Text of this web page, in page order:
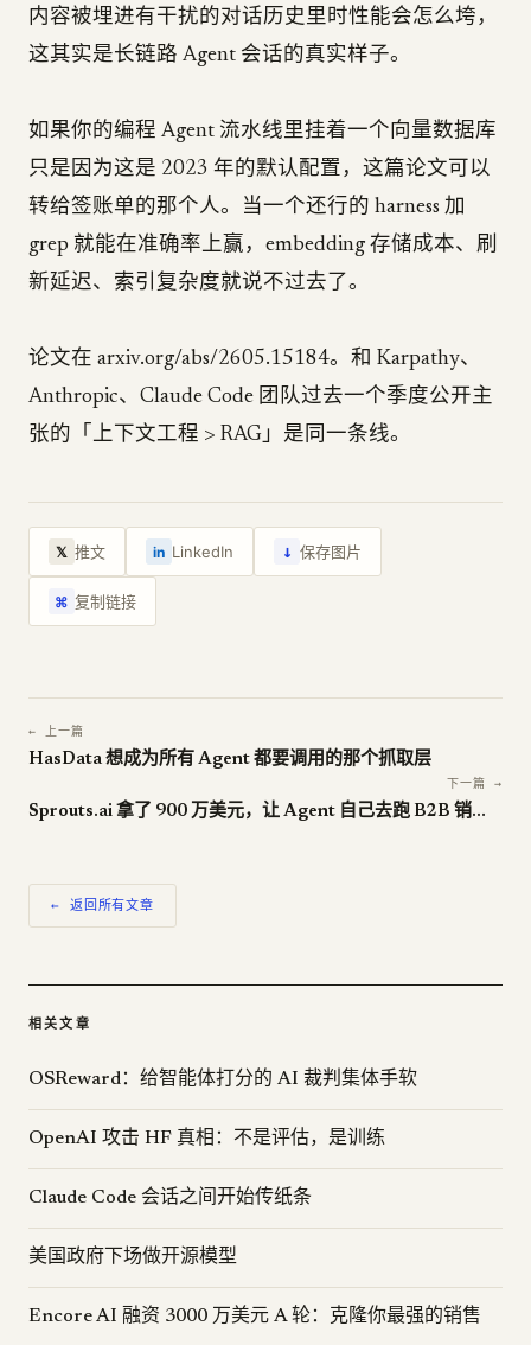
内容被埋进有干扰的对话历史里时性能会怎么垮，
这其实是长链路 Agent 会话的真实样子。
如果你的编程 Agent 流水线里挂着一个向量数据库
只是因为这是 2023 年的默认配置，这篇论文可以
转给签账单的那个人。当一个还行的 harness 加
grep 就能在准确率上赢，embedding 存储成本、刷
新延迟、索引复杂度就说不过去了。
论文在 arxiv.org/abs/2605.15184。和 Karpathy、
Anthropic、Claude Code 团队过去一个季度公开主
张的「上下文工程 > RAG」是同一条线。
𝕏 推文 in LinkedIn ↓ 保存图片
⌘ 复制链接
← 上一篇
HasData 想成为所有 Agent 都要调用的那个抓取层
下一篇 →
Sprouts.ai 拿了 900 万美元，让 Agent 自己去跑 B2B 销售管道
← 返回所有文章
相关文章
OSReward：给智能体打分的 AI 裁判集体手软
OpenAI 攻击 HF 真相：不是评估，是训练
Claude Code 会话之间开始传纸条
美国政府下场做开源模型
Encore AI 融资 3000 万美元 A 轮：克隆你最强的销售